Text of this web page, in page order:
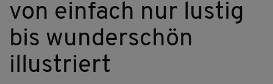
von einfach nur lustig
bis wunderschön
illustriert